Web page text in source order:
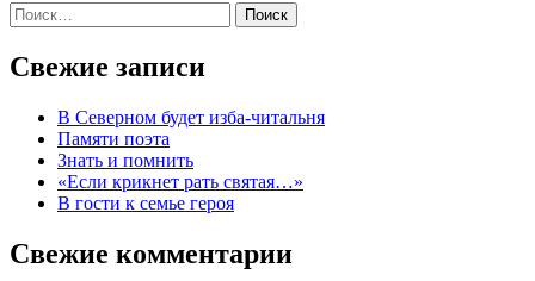
Найти:
Свежие записи
В Северном будет изба-читальня
Памяти поэта
Знать и помнить
«Если крикнет рать святая…»
В гости к семье героя
Свежие комментарии